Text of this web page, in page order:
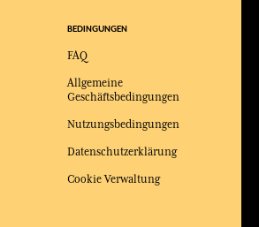
BEDINGUNGEN
FAQ
Allgemeine
Geschäftsbedingungen
Nutzungsbedingungen
Datenschutzerklärung
Cookie Verwaltung